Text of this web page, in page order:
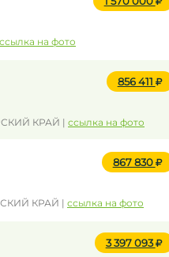
ссылка на фото
856 411
КРАЙ | ссылка на фото
867 830
КРАЙ | ссылка на фото
3 397 093